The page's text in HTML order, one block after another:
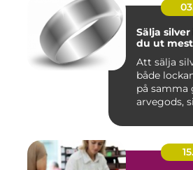
Sälja silver i
du ut
Att sälja
både
på samma
arvegods,